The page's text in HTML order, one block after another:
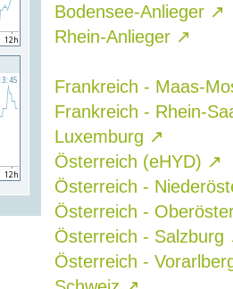
Bodensee-Anlieger ↗
Rhein-Anlieger ↗
Frankreich - Maas-
Frankreich - Rhein-
Luxemburg ↗
Österreich (eHYD) ↗
Österreich -
Österreich -
Österreich - Salzburg
Österreich -